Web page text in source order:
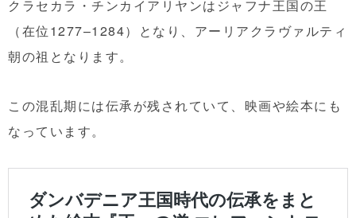
クラセカラ・チンカイアリヤンはジャフナ王国の王
（在位1277–1284）となり、アーリアクラヴァルティ
朝の祖となります。
この混乱期には伝承が残されていて、映画や絵本にも
なっています。